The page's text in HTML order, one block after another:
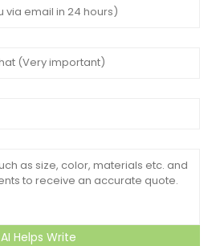
AI Helps Write